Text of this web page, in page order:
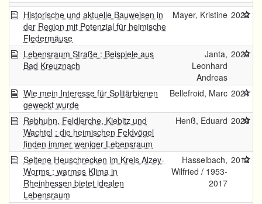
Historische und aktuelle Bauweisen in
der Region mit Potenzial für heimische
Fledermäuse
Mayer, Kristine 2022
Lebensraum Straße : Beispiele aus
Bad Kreuznach
Janta,
Leonhard
Andreas
2020
Wie mein Interesse für Solitärbienen
geweckt wurde
Bellefroid, Marc 2021
Rebhuhn, Feldlerche, Kiebitz und
Wachtel : die heimischen Feldvögel
finden immer weniger Lebensraum
Henß, Eduard 2020
Seltene Heuschrecken im Kreis Alzey-
Worms : warmes Klima in
Rheinhessen bietet idealen
Lebensraum
Hasselbach,
Wilfried / 1953-
2017
2012